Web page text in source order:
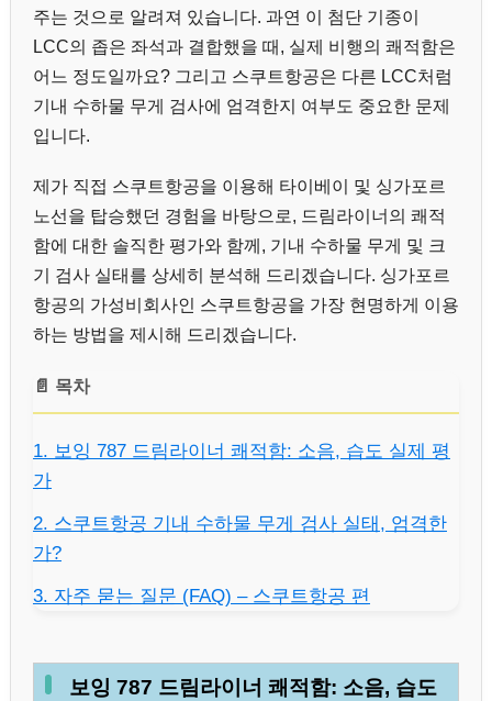
주는 것으로 알려져 있습니다. 과연 이 첨단 기종이
LCC의 좁은 좌석과 결합했을 때, 실제 비행의 쾌적함은
어느 정도일까요? 그리고 스쿠트항공은 다른 LCC처럼
기내 수하물 무게 검사에 엄격한지 여부도 중요한 문제
입니다.
제가 직접 스쿠트항공을 이용해 타이베이 및 싱가포르
노선을 탑승했던 경험을 바탕으로, 드림라이너의 쾌적
함에 대한 솔직한 평가와 함께, 기내 수하물 무게 및 크
기 검사 실태를 상세히 분석해 드리겠습니다. 싱가포르
항공의 가성비회사인 스쿠트항공을 가장 현명하게 이용
하는 방법을 제시해 드리겠습니다.
📄 목차
1. 보잉 787 드림라이너 쾌적함: 소음, 습도 실제 평
가
2. 스쿠트항공 기내 수하물 무게 검사 실태, 엄격한
가?
3. 자주 묻는 질문 (FAQ) – 스쿠트항공 편
보잉 787 드림라이너 쾌적함: 소음, 습도